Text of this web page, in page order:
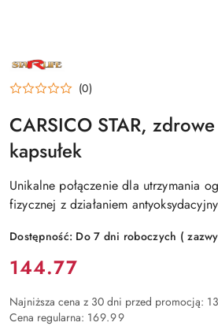
NAZWA
PRODUCENTA:
STARLIFE (0)
CARSICO STAR,
kapsułek
Unikalne połączenie dla utrzymania
fizycznej z działaniem
Dostępność: Do 7 dni roboczych (
Cena:
144.77
Najniższa cena z 30 dni przed promocją:
Cena regularna: 169.99